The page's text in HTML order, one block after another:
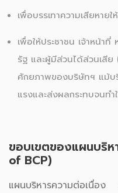
เพื่อบรรเทาความเสียหาย
เพื่อให้ประชาชน เจ้าหน้า
รัฐ และผู้มีส่วนได้ส่วนเสี
ศักยภาพของบริษัทฯ แม้
แรงและส่งผลกระทบจนทำ
ขอบเขตของแผนบริห
of BCP)
แผนบริหารความต่อเนื่อ